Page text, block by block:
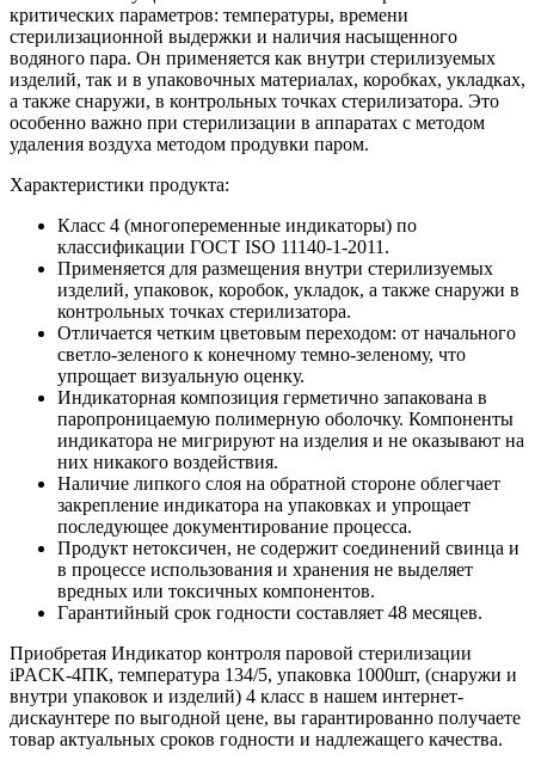
критических параметров: температуры, времени
стерилизационной выдержки и наличия насыщенного
водяного пара. Он применяется как внутри стерилизуемых
изделий, так и в упаковочных материалах, коробках, укладках,
а также снаружи, в контрольных точках стерилизатора. Это
особенно важно при стерилизации в аппаратах с методом
удаления воздуха методом продувки паром.
Характеристики продукта:
Класс 4 (многопеременные индикаторы) по
классификации ГОСТ ISO 11140-1-2011.
Применяется для размещения внутри стерилизуемых
изделий, упаковок, коробок, укладок, а также снаружи в
контрольных точках стерилизатора.
Отличается четким цветовым переходом: от начального
светло-зеленого к конечному темно-зеленому, что
упрощает визуальную оценку.
Индикаторная композиция герметично запакована в
паропроницаемую полимерную оболочку. Компоненты
индикатора не мигрируют на изделия и не оказывают на
них никакого воздействия.
Наличие липкого слоя на обратной стороне облегчает
закрепление индикатора на упаковках и упрощает
последующее документирование процесса.
Продукт нетоксичен, не содержит соединений свинца и
в процессе использования и хранения не выделяет
вредных или токсичных компонентов.
Гарантийный срок годности составляет 48 месяцев.
Приобретая Индикатор контроля паровой стерилизации
iPACK-4ПК, температура 134/5, упаковка 1000шт, (снаружи и
внутри упаковок и изделий) 4 класс в нашем интернет-
дискаунтере по выгодной цене, вы гарантированно получаете
товар актуальных сроков годности и надлежащего качества.